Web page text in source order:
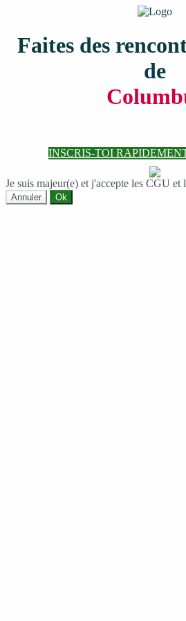
Faites des
de
INSCRIS-TOI
Je suis majeur(e) et j'accepte les CGU
Annuler Ok